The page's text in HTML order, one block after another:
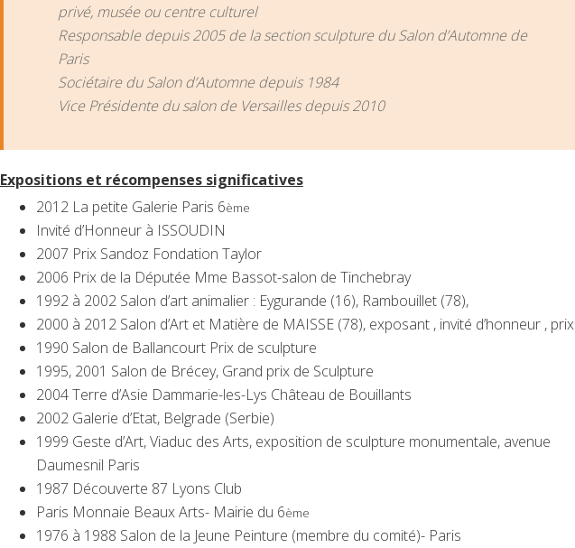
privé, musée ou centre culturel
Responsable depuis 2005 de la section sculpture du Salon d’Automne de
Paris
Sociétaire du Salon d’Automne depuis 1984
Vice Présidente du salon de Versailles depuis 2010
Expositions et récompenses significatives
2012 La petite Galerie Paris 6ème
Invité d’Honneur à ISSOUDIN
2007 Prix Sandoz Fondation Taylor
2006 Prix de la Députée Mme Bassot-salon de Tinchebray
1992 à 2002 Salon d’art animalier : Eygurande (16), Rambouillet (78),
2000 à 2012 Salon d’Art et Matière de MAISSE (78), exposant , invité d’honneur , prix
1990 Salon de Ballancourt Prix de sculpture
1995, 2001 Salon de Brécey, Grand prix de Sculpture
2004 Terre d’Asie Dammarie-les-Lys Château de Bouillants
2002 Galerie d’Etat, Belgrade (Serbie)
1999 Geste d’Art, Viaduc des Arts, exposition de sculpture monumentale, avenue
Daumesnil Paris
1987 Découverte 87 Lyons Club
Paris Monnaie Beaux Arts- Mairie du 6ème
1976 à 1988 Salon de la Jeune Peinture (membre du comité)- Paris